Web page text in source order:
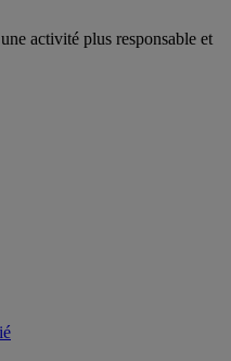
activité plus responsable et